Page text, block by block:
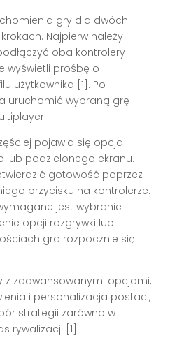
gry dla dwóch
Najpierw należy
oba kontrolery –
wyświetli prośbę o
użytkownika [1] . Po
uruchomić wybraną grę
pojawia się opcja
lub podzielonego ekranu.
gotowość poprzez
przycisku na kontrolerze.
jest wybranie
opcji rozgrywki lub
gra rozpocznie się
z zaawansowanymi opcjami,
i personalizacja postaci,
strategii zarówno w
rywalizacji [1] .